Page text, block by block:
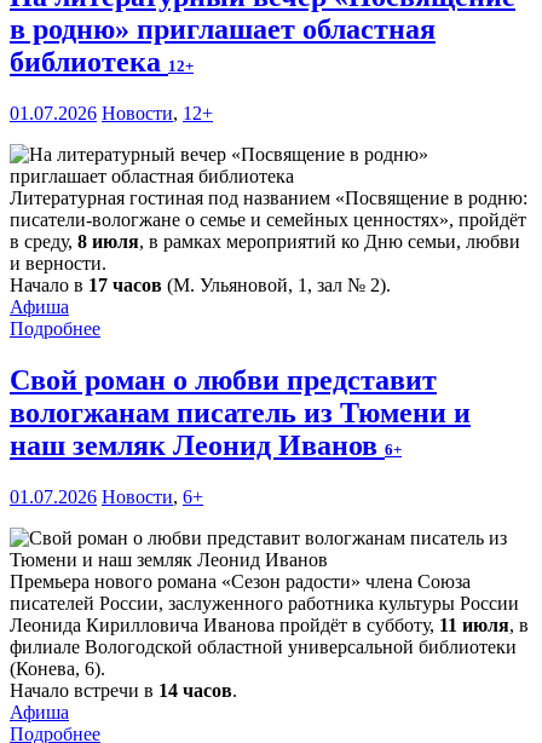
в родню» приглашает областная
библиотека 12+
01.07.2026 Новости, 12+
Литературная гостиная под названием «Посвящение в родню:
писатели-вологжане о семье и семейных ценностях», пройдёт
в среду, 8 июля, в рамках мероприятий ко Дню семьи, любви
и верности.
Начало в 17 часов (М. Ульяновой, 1, зал № 2).
Афиша
Подробнее
Свой роман о любви представит
вологжанам писатель из Тюмени и
наш земляк Леонид Иванов 6+
01.07.2026 Новости, 6+
Премьера нового романа «Сезон радости» члена Союза
писателей России, заслуженного работника культуры России
Леонида Кирилловича Иванова пройдёт в субботу, 11 июля, в
филиале Вологодской областной универсальной библиотеки
(Конева, 6).
Начало встречи в 14 часов.
Афиша
Подробнее